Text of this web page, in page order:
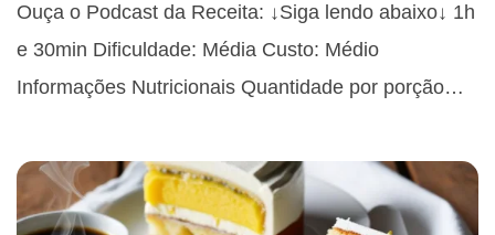
Ouça o Podcast da Receita: ↓Siga lendo abaixo↓ 1h
e 30min Dificuldade: Média Custo: Médio
Informações Nutricionais Quantidade por porção…